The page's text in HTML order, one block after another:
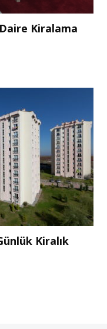
Kiralama
Kiralık